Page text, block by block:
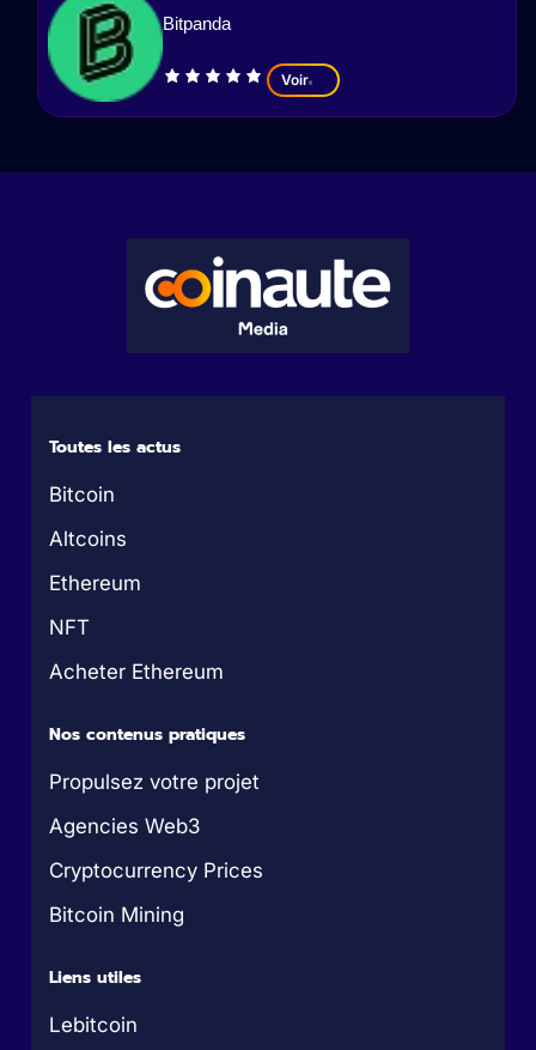
Bitpanda
Voir
Toutes les actus
Bitcoin
Altcoins
Ethereum
NFT
Acheter Ethereum
Nos contenus pratiques
Propulsez votre projet
Agencies Web3
Cryptocurrency Prices
Bitcoin Mining
Liens utiles
Lebitcoin